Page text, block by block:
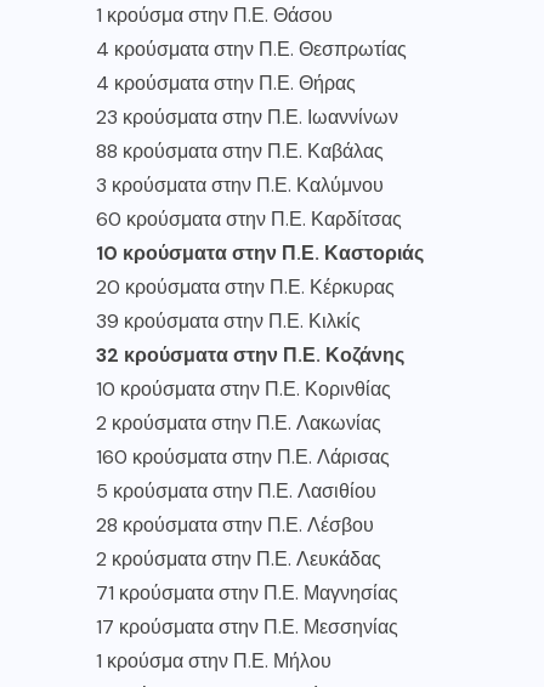
1 κρούσμα στην Π.Ε. Θάσου
4 κρούσματα στην Π.Ε. Θεσπρωτίας
4 κρούσματα στην Π.Ε. Θήρας
23 κρούσματα στην Π.Ε. Ιωαννίνων
88 κρούσματα στην Π.Ε. Καβάλας
3 κρούσματα στην Π.Ε. Καλύμνου
60 κρούσματα στην Π.Ε. Καρδίτσας
10 κρούσματα στην Π.Ε. Καστοριάς
20 κρούσματα στην Π.Ε. Κέρκυρας
39 κρούσματα στην Π.Ε. Κιλκίς
32 κρούσματα στην Π.Ε. Κοζάνης
10 κρούσματα στην Π.Ε. Κορινθίας
2 κρούσματα στην Π.Ε. Λακωνίας
160 κρούσματα στην Π.Ε. Λάρισας
5 κρούσματα στην Π.Ε. Λασιθίου
28 κρούσματα στην Π.Ε. Λέσβου
2 κρούσματα στην Π.Ε. Λευκάδας
71 κρούσματα στην Π.Ε. Μαγνησίας
17 κρούσματα στην Π.Ε. Μεσσηνίας
1 κρούσμα στην Π.Ε. Μήλου